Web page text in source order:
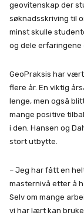
geovitenskap der
søknadsskriving til
minst skulle
og dele erfaringene
GeoPraksis har
flere år. En viktig
lenge, men også
mange positive
i den. Hansen og
stort utbytte.
– Jeg har fått en
masternivå etter å
Selv om mange
vi har lært kan